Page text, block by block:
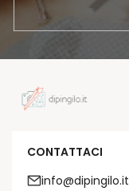
CONTATTACI
info@dipingilo.it